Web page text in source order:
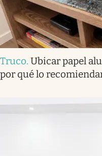
Truco. Ubicar papel
por qué lo